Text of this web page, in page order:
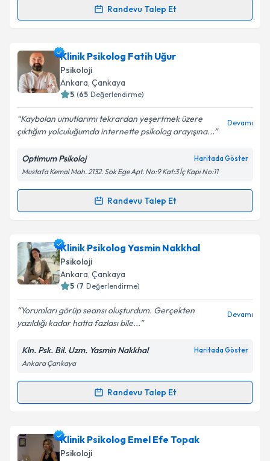
Randevu Talep Et
almanız için bir takvim hazırlandığında e-posta ile
bilgilendireceğiz.
E-posta Adresiniz
Metni'ni okudum ve kişisel verilerimin belirtilen
kapsamda işlenmesini kabul ediyorum.
Takvim Talebini Gönder
Klinik Psikolog Fatih Uğur
Psikoloji
Ankara, Çankaya
5 (65 Değerlendirme)
Kaybolan umutlarımı tekrardan yeşertmek üzere
çıktığım yolculuğumda internette psikolog arayışına...
Devamı
Optimum Psikoloj Haritada Göster
Mustafa Kemal Mah. 2132. Sok Ege Apt. No:9 Kat:3 İç Kapı No:11
Randevu Talep Et
Randevu Takvimi Talebi
Klinik Psikolog Fatih Uğuriçin randevu takvimi
talebi oluşturun. Size bu uzmandan randevu almanız
için bir takvim hazırlandığında e-posta ile
bilgilendireceğiz.
E-posta Adresiniz
Kişisel verilerimin işlenmesine ilişkin
Metni'ni okudum ve kişisel verilerimin belirtilen
kapsamda işlenmesini kabul ediyorum.
Klinik Psikolog Yasmin Nakkhal
Psikoloji
Ankara, Çankaya
5 (7 Değerlendirme)
Yorumları görüp seansı oluşturdum. Gerçekten
yazıldığı kadar hatta fazlası bile...
Devamı
Kln. Psk. Bil. Uzm. Yasmin Nakkhal Haritada Göster
Ankara Çankaya
Randevu Talep Et
Randevu Takvimi Talebi
Klinik Psikolog Yasmin Nakkhal için randevu
takvimi talebi oluşturun. Size bu uzmandan randevu
Klinik Psikolog Emel Efe Topak
Psikoloji